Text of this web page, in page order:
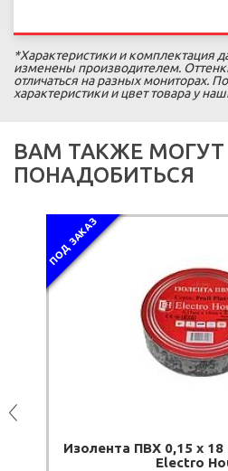
*Характеристики и комплектация
изменены производителем.
отличаться на разных мониторах.
характеристики и цвет товара у
ВАМ ТАКЖЕ МОГУТ
ПОНАДОБИТЬСЯ
ПОД ЗАКАЗ
Изолента ПВХ 0,15 х 18
Electro